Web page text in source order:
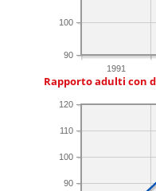
1991
90
100
Rapporto adulti con
90
100
110
120